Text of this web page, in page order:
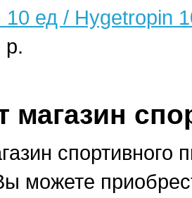
10 ед / Hygetropin
р.
магазин
спортивного
можете